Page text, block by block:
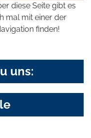
diese Seite gibt es
mal mit einer der
finden!
uns: